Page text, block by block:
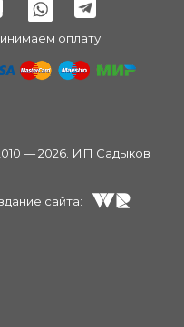
оплату
— 2026. ИП Садыков
сайта: